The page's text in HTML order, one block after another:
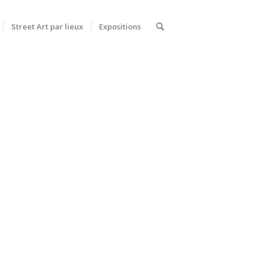
Street Art par lieux Expositions